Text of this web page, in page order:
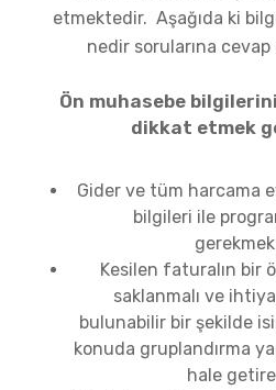
etmektedir. Aşağıda ki
nedir sorularına cevap
Ön muhasebe
dikkat etmek
Gider ve tüm harcama
bilgileri ile
Kesilen faturalın bir
saklanmalı ve
bulunabilir bir şekilde
konuda gruplandırma
hale